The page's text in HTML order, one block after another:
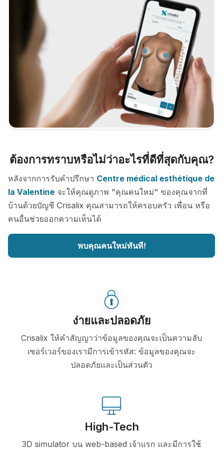
ต้องการทราบหรือไม่ว่าอะไรที่ดีที่สุดกับคุณ?
หลังจากการรับคำปรึกษา Centre médical esthétique de
la Valentine จะให้คุณดูภาพ "คุณคนใหม่" ของคุณจากที่
บ้านด้วยบัญชี Crisalix คุณสามารถให้ครอบครัว เพื่อน หรือ
คนอื่นช่วยออกความเห็นได้
พบคุณคนใหม่ทันที!
ง่ายและปลอดภัย
Crisalix ให้คำสัญญาว่าข้อมูลของคุณจะเป็นความลับ
เซอร์เวอร์ของเรามีการเข้ารหัส: ข้อมูลของคุณจะ
ปลอดภัยและเป็นส่วนตัว
High-Tech
3D simulator บน web-based เจ้าแรก และมีการใช้